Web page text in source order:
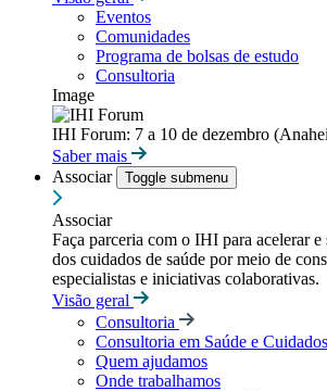
Eventos
Comunidades
Programa de bolsas de estudo
Consultoria
Image
IHI Forum: 7 a 10 de dezembro
Saber mais
Associar
Toggle submenu
Associar
Faça parceria com o IHI para acelerar e
dos cuidados de saúde por meio de
especialistas e iniciativas colaborativas.
Visão geral
Consultoria
Consultoria em Saúde e
Quem ajudamos
Onde trabalhamos